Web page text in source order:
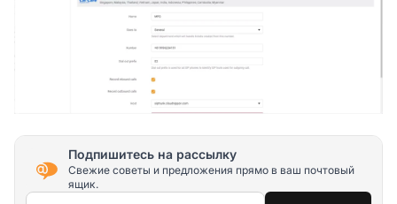
Подпишитесь на рассылку
Свежие советы и предложения прямо в ваш почтовый
ящик.